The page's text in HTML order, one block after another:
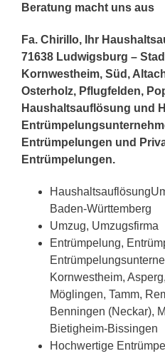
Beratung macht uns aus
Fa. Chirillo, Ihr
71638 Ludwigsburg –
Kornwestheim, Süd,
Osterholz, Pflugfelden,
Haushaltsauflösung und
Entrümpelungen und
Entrümpelungen.
Baden-Württemberg
Umzug, Umzugsfirma
Entrümpelung,
Kornwestheim,
Möglingen, Tamm,
Benningen (Neckar),
Bietigheim-Bissingen
Hochwertige